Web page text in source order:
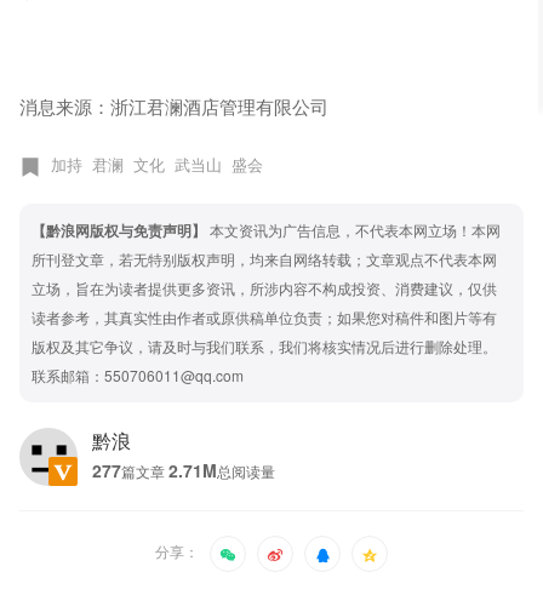
消息来源：浙江君澜酒店管理有限公司
加持 君澜 文化 武当山 盛会
【黔浪网版权与免责声明】 本文资讯为广告信息，不代表本网立场！本网
所刊登文章，若无特别版权声明，均来自网络转载；文章观点不代表本网
立场，旨在为读者提供更多资讯，所涉内容不构成投资、消费建议，仅供
读者参考，其真实性由作者或原供稿单位负责；如果您对稿件和图片等有
版权及其它争议，请及时与我们联系，我们将核实情况后进行删除处理。
联系邮箱：550706011@qq.com
黔浪
277篇文章 2.71M总阅读量
分享：